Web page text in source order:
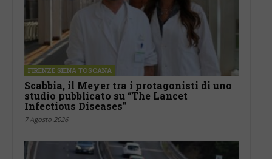
FIRENZE SIENA TOSCANA
Scabbia, il Meyer tra i protagonisti di uno
studio pubblicato su “The Lancet
Infectious Diseases”
7 Agosto 2026